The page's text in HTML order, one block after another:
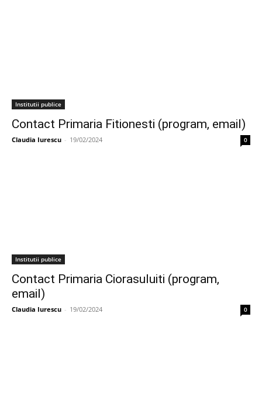
Institutii publice
Contact Primaria Fitionesti (program, email)
Claudia Iurescu - 19/02/2024 0
Institutii publice
Contact Primaria Ciorasuluiti (program,
email)
Claudia Iurescu - 19/02/2024 0